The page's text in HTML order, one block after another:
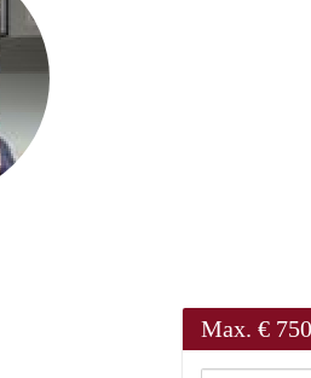
om te reageren op een Appartement in
van AppartementDenBosch?
bemiddelingsvergoeding?
vragen
Max. €